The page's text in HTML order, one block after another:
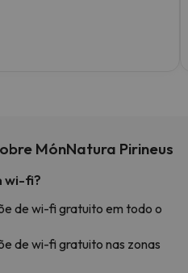
MónNatura Pirineus
wi-fi?
de wi-fi gratuito em todo o
de wi-fi gratuito nas zonas